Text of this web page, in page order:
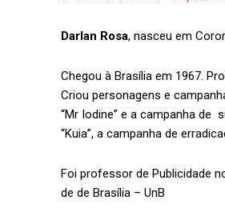
Darlan Rosa, nasceu em
Chegou à Brasília em 1967.
Criou personagens e
“Mr Iodine” e a campanha de
“Kuia”, a campanha de
Foi professor de Publicidade
de de Brasília – UnB